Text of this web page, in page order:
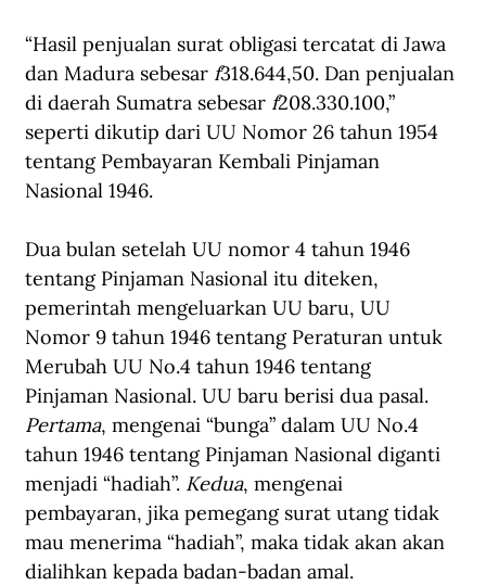
“Hasil penjualan surat obligasi tercatat di Jawa
dan Madura sebesar f318.644,50. Dan penjualan
di daerah Sumatra sebesar f208.330.100,”
seperti dikutip dari UU Nomor 26 tahun 1954
tentang Pembayaran Kembali Pinjaman
Nasional 1946.
Dua bulan setelah UU nomor 4 tahun 1946
tentang Pinjaman Nasional itu diteken,
pemerintah mengeluarkan UU baru, UU
Nomor 9 tahun 1946 tentang Peraturan untuk
Merubah UU No.4 tahun 1946 tentang
Pinjaman Nasional. UU baru berisi dua pasal.
Pertama, mengenai “bunga” dalam UU No.4
tahun 1946 tentang Pinjaman Nasional diganti
menjadi “hadiah”. Kedua, mengenai
pembayaran, jika pemegang surat utang tidak
mau menerima “hadiah”, maka tidak akan akan
dialihkan kepada badan-badan amal.